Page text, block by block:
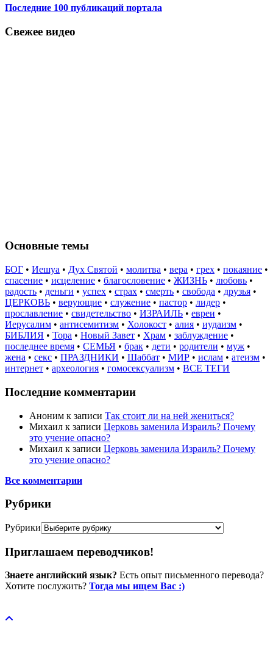
Последние 100 публикаций портала
Свежее видео
Основные темы
БОГ • Иешуа • Дух Святой • молитва • вера • грех • покаяние •
спасение • исцеление • благословение • ЖИЗНЬ • любовь •
радость • деньги • успех • страх • смерть • свобода • друзья •
ЦЕРКОВЬ • верующие • служение • пастор • лидер •
прославление • свидетельство • ИЗРАИЛЬ • евреи •
Иерусалим • антисемитизм • Холокост • алия • иудаизм •
БИБЛИЯ • Тора • Новый Завет • Храм • заблуждение •
последнее время • СЕМЬЯ • брак • дети • родители • муж •
жена • секс • ПРАЗДНИКИ • Шаббат • МИР • ислам • атеизм •
интернет • археология • гомосексуализм • ВСЕ ТЕГИ
Последние комментарии
Аноним к записи Так стоит ли на ней жениться?
Михаил к записи Церковь заменила Израиль? Почему
это учение опасно?
Михаил к записи Церковь заменила Израиль? Почему
это учение опасно?
Все комментарии
Рубрики
Рубрики
Приглашаем переводчиков!
Знаете английский язык? Есть опыт письменного перевода?
Хотите послужить? Тогда мы ищем Вас :)